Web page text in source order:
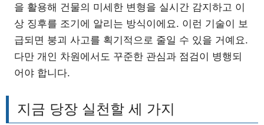
을 활용해 건물의 미세한 변형을 실시간 감지하고 이
상 징후를 조기에 알리는 방식이에요. 이런 기술이 보
급되면 붕괴 사고를 획기적으로 줄일 수 있을 거예요.
다만 개인 차원에서도 꾸준한 관심과 점검이 병행되
어야 합니다.
지금 당장 실천할 세 가지